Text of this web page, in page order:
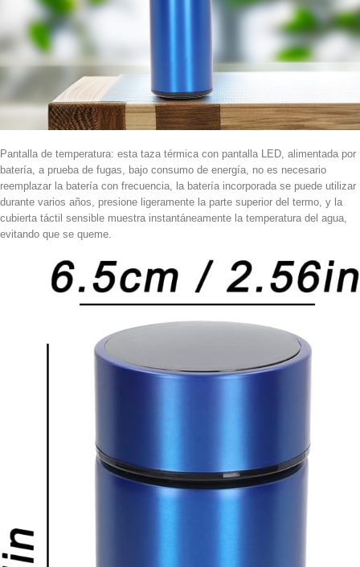
Pantalla de temperatura: esta taza térmica con pantalla LED, alimentada por
batería, a prueba de fugas, bajo consumo de energía, no es necesario
reemplazar la batería con frecuencia, la batería incorporada se puede utilizar
durante varios años, presione ligeramente la parte superior del termo, y la
cubierta táctil sensible muestra instantáneamente la temperatura del agua,
evitando que se queme.